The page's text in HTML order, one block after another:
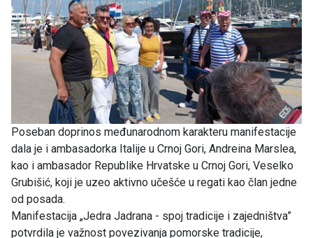
Poseban doprinos međunarodnom karakteru manifestacije
dala je i ambasadorka Italije u Crnoj Gori, Andreina Marslea,
kao i ambasador Republike Hrvatske u Crnoj Gori, Veselko
Grubišić, koji je uzeo aktivno učešće u regati kao član jedne
od posada.
Manifestacija „Jedra Jadrana - spoj tradicije i zajedništva”
potvrdila je važnost povezivanja pomorske tradicije,